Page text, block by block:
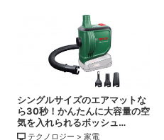
シングルサイズのエアマットな
ら30秒！かんたんに大容量の空
気を入れられるボッシュ…
テクノロジー > 家電